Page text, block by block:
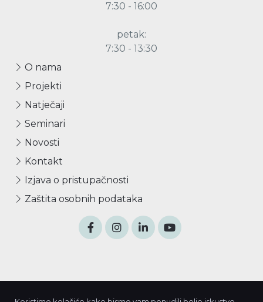
7:30 - 16:00
petak:
7:30 - 13:30
O nama
Projekti
Natječaji
Seminari
Novosti
Kontakt
Izjava o pristupačnosti
Zaštita osobnih podataka